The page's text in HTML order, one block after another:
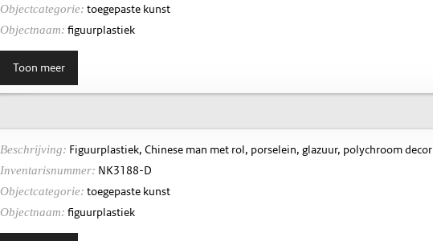
Objectcategorie: toegepaste kunst
Objectnaam: figuurplastiek
Toon meer
Beschrijving: Figuurplastiek, Chinese man met rol, porselein, glazuur, polychroom decor
Inventarisnummer: NK3188-D
Objectcategorie: toegepaste kunst
Objectnaam: figuurplastiek